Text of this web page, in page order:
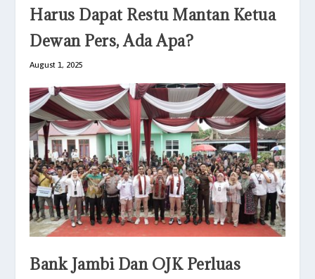
Harus Dapat Restu Mantan Ketua
Dewan Pers, Ada Apa?
August 1, 2025
Bank Jambi Dan OJK Perluas